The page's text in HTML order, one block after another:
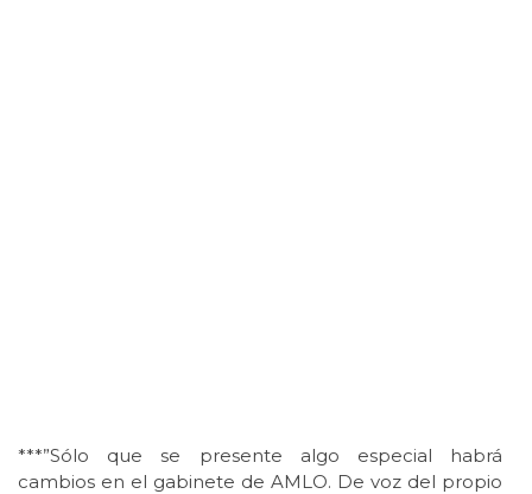
***”Sólo que se presente algo especial habrá
cambios en el gabinete de AMLO. De voz del propio